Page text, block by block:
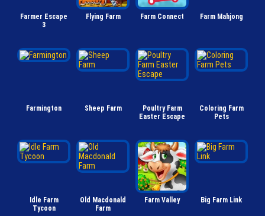
Farmer Escape
3
Flying Farm Farm Connect Farm Mahjong
Farmington Sheep Farm
Poultry Farm
Easter Escape
Coloring Farm
Pets
Idle Farm
Tycoon
Old Macdonald
Farm
Farm Valley Big Farm Link